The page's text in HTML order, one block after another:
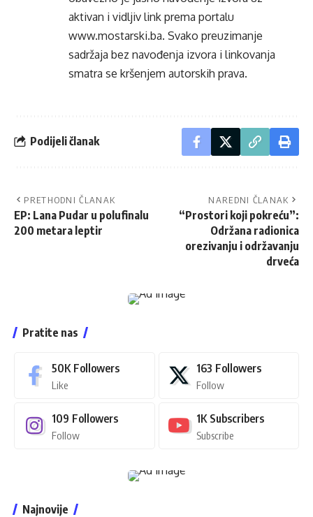
aktivan i vidljiv link prema portalu
www.mostarski.ba. Svako preuzimanje
sadržaja bez navođenja izvora i linkovanja
smatra se kršenjem autorskih prava.
Podijeli članak
PRETHODNI ČLANAK
EP: Lana Pudar u polufinalu
200 metara leptir
NAREDNI ČLANAK
“Prostori koji pokreću”:
Održana radionica
orezivanju i održavanju
drveća
Pratite nas
50K Followers
Like
163 Followers
Follow
109 Followers
Follow
1K Subscribers
Subscribe
Najnovije